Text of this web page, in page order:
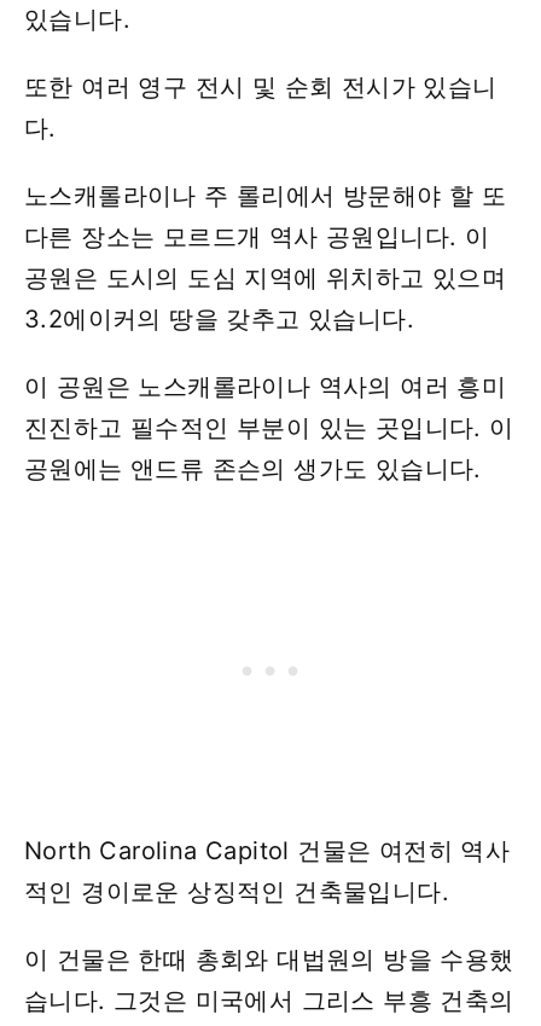
있습니다.
또한 여러 영구 전시 및 순회 전시가 있습니
다.
노스캐롤라이나 주 롤리에서 방문해야 할 또
다른 장소는 모르드개 역사 공원입니다. 이
공원은 도시의 도심 지역에 위치하고 있으며
3.2에이커의 땅을 갖추고 있습니다.
이 공원은 노스캐롤라이나 역사의 여러 흥미
진진하고 필수적인 부분이 있는 곳입니다. 이
공원에는 앤드류 존슨의 생가도 있습니다.
North Carolina Capitol 건물은 여전히 ​​역사
적인 경이로운 상징적인 건축물입니다.
이 건물은 한때 총회와 대법원의 방을 수용했
습니다. 그것은 미국에서 그리스 부흥 건축의